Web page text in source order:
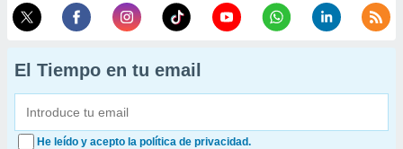
El Tiempo en tu email
He leído y acepto la política de privacidad.